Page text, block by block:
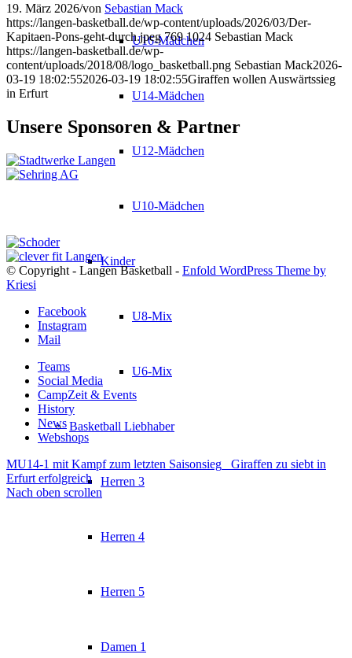
U16-Mädchen
U14-Mädchen
U12-Mädchen
U10-Mädchen
Kinder
U8-Mix
U6-Mix
Basketball Liebhaber
Herren 3
Herren 4
Herren 5
Damen 1
19. März 2026/von Sebastian Mack
https://langen-basketball.de/wp-content/uploads/2026/03/Der-
Kapitaen-Pons-geht-durch.jpeg 769 1024 Sebastian Mack
https://langen-basketball.de/wp-
content/uploads/2018/08/logo_basketball.png Sebastian Mack2026-
03-19 18:02:552026-03-19 18:02:55Giraffen wollen Auswärtssieg
in Erfurt
Unsere Sponsoren & Partner
© Copyright - Langen Basketball - Enfold WordPress Theme by
Kriesi
Facebook
Instagram
Mail
Teams
Social Media
CampZeit & Events
History
News
Webshops
MU14-1 mit Kampf zum letzten Saisonsieg
Giraffen zu siebt in
Erfurt erfolgreich
Nach oben scrollen